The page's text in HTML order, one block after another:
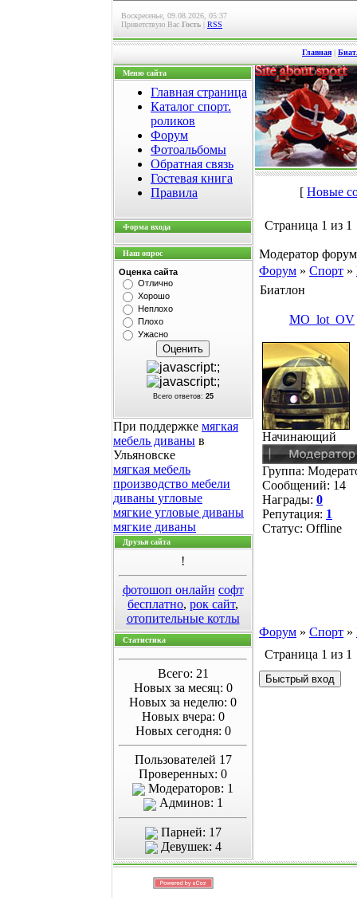
Воскресенье, 09.08.2026, 05:37
Приветствую Вас Гость | RSS
Главная |
Меню сайта
Главная страница
Каталог спорт.
роликов
Форум
Фотоальбомы
Обратная связь
Гостевая книга
Правила
Форма входа
Наш опрос
Оценка сайта
Отлично
Хорошо
Неплохо
Плохо
Ужасно
Всего ответов: 25
При поддержке мягкая
мебель диваны в
Ульяновске
мягкая мебель
производство мебели
диваны угловые
мягкие угловые диваны
мягкие диваны
Друзья сайта
!
фотошоп онлайн софт
бесплатно, рок сайт,
отопительные котлы
Статистика
Всего: 21
Новых за месяц: 0
Новых за неделю: 0
Новых вчера: 0
Новых сегодня: 0
Пользователей 17
Проверенных: 0
Модераторов: 1
Админов: 1
Парней: 17
Девушек: 4
[ Новые
Страница 1 из 1
Модератор
Форум » Спорт »
Биатлон
MO_lot_OV
Начинающий
Группа:
Сообщений: 14
Награды: 0
Репутация: 1
Статус: Offline
Форум » Спорт »
Страница 1 из 1